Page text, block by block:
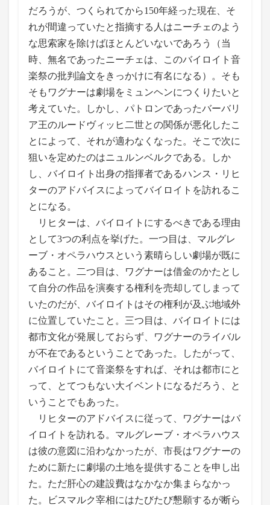
だろうが、つくられてから150年経った現在、そ
れが間違っていたと指摘する人はニーチェのよう
な思索家を除けばほとんどいないであろう（当
時、無名であったニーチェは、このバイロイト音
楽祭の批判論文をきっかけに有名になる）。そも
そもワグナーは劇場をミュンヘンにつくりたいと
考えていた。しかし、パトロンであったバーバリ
ア王のルードヴィッヒ二世との関係が悪化したこ
とによって、それが適わなくなった。そこで次に
狙いを定めたのはニュルンベルクである。しか
し、バイロイト出身の指揮者であるハンス・リヒ
ターのアドバイスによってバイロイトを訪れるこ
とになる。
リヒターは、バイロイトにするべきである理由
として3つの利点を挙げた。一つ目は、マルグレ
ーブ・オペラハウスという素晴らしい劇場が既に
あること。二つ目は、ワグナーは借金のかたとし
て自分の作品を演奏する権利を売却してしまって
いたのだが、バイロイトはその権利が及ぶ地域外
に位置していたこと。三つ目は、バイロイトには
都市文化が発展しておらず、ワグナーのライバル
が不在であるということであった。したがって、
バイロイトにて音楽祭をすれば、それは都市にと
って、とてつもない大イベントになるだろう、と
いうことでもあった。
リヒターのアドバイスに従って、ワグナーはバ
イロイトを訪れる。マルグレーブ・オペラハウス
は彼の意図に沿わなかったが、市長はワグナーの
ために新たに劇場の土地を提供することを申し出
た。ただ肝心の建設費はなかなか集まらなかっ
た。ビスマルク宰相にはたびたび懇願するが断ら